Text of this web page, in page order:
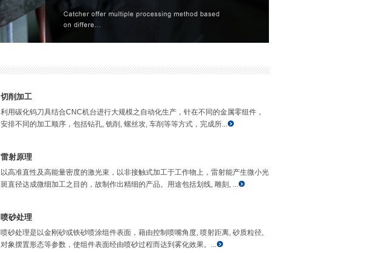
切削加工
利用碳化钨刀具结合CNC机台进行大规模之自动化生产，针在不同的金属零组件，
安排不同的加工顺序，包括钻孔, 铣削, 螺丝攻, 车削等等方式，完成所...
雷射原理
以高准直性及高能量密度的激光束，以非接触式加工于工作物上，雷射能产生微小光
斑直径达成微细加工之目的，故制作出精细的产品。用途包括划线, 雕刻, ...
喷砂处理
喷砂处理是以金刚砂或铁砂喷涂组件表面，藉由控制喷嘴角度, 喷射距离, 砂质粒径,
对象摆置形态等参数，使组件表面经由喷砂过程而达到雾化效果。...